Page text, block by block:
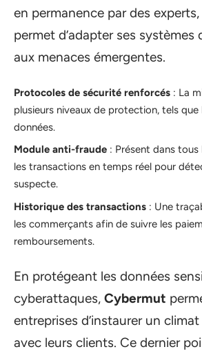
en permanence par des
permet d’adapter ses systèmes
aux menaces émergentes.
Protocoles de sécurité renforcés : La
plusieurs niveaux de protection, tels
données.
Module anti-fraude : Présent dans tous
les transactions en temps réel pour
suspecte.
Historique des transactions : Une
les commerçants afin de suivre les
remboursements.
En protégeant les données
cyberattaques, Cybermut
entreprises d’instaurer un
avec leurs clients. Ce dernier